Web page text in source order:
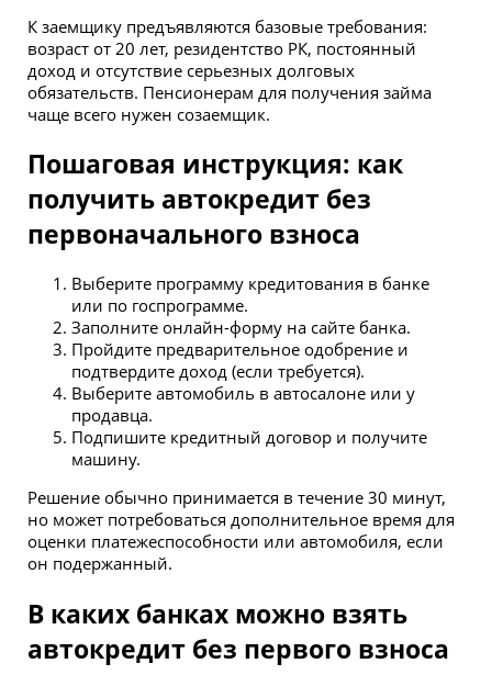
К заемщику предъявляются базовые требования:
возраст от 20 лет, резидентство РК, постоянный
доход и отсутствие серьезных долговых
обязательств. Пенсионерам для получения займа
чаще всего нужен созаемщик.
Пошаговая инструкция: как
получить автокредит без
первоначального взноса
Выберите программу кредитования в банке
или по госпрограмме.
Заполните онлайн-форму на сайте банка.
Пройдите предварительное одобрение и
подтвердите доход (если требуется).
Выберите автомобиль в автосалоне или у
продавца.
Подпишите кредитный договор и получите
машину.
Решение обычно принимается в течение 30 минут,
но может потребоваться дополнительное время для
оценки платежеспособности или автомобиля, если
он подержанный.
В каких банках можно взять
автокредит без первого взноса